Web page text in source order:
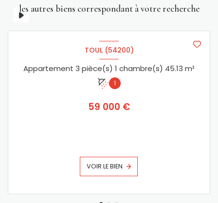
les autres biens correspondant à votre recherche
TOUL (54200)
Appartement 3 pièce(s) 1 chambre(s) 45.13 m²
1
59 000 €
VOIR LE BIEN